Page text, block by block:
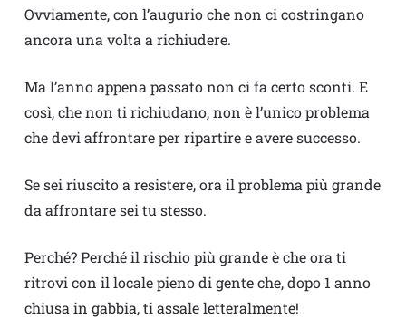
Ovviamente, con l’augurio che non ci costringano
ancora una volta a richiudere.
Ma l’anno appena passato non ci fa certo sconti. E
così, che non ti richiudano, non è l’unico problema
che devi affrontare per ripartire e avere successo.
Se sei riuscito a resistere, ora il problema più grande
da affrontare sei tu stesso.
Perché? Perché il rischio più grande è che ora ti
ritrovi con il locale pieno di gente che, dopo 1 anno
chiusa in gabbia, ti assale letteralmente!